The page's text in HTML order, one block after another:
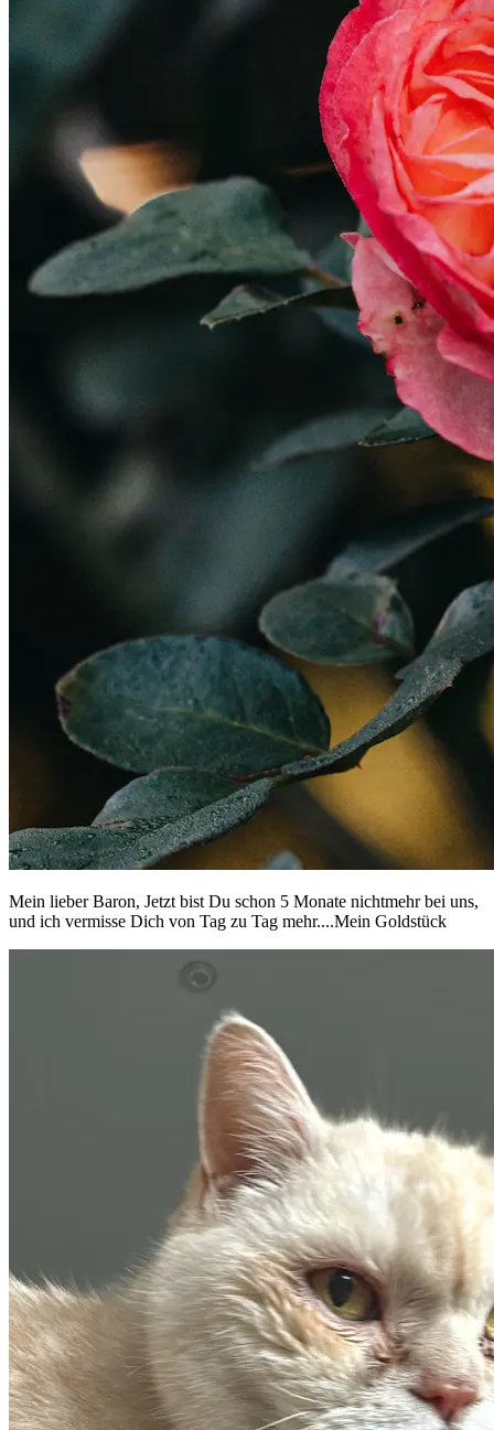
Mein lieber Baron, Jetzt bist Du schon 5 Monate nichtmehr bei uns,
und ich vermisse Dich von Tag zu Tag mehr....Mein Goldstück